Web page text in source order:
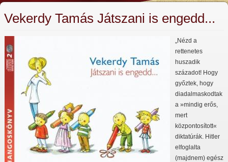
Vekerdy Tamás Játszani is engedd...
„Nézd a
rettenetes
huszadik
századot! Hogy
győztek, hogy
diadalmaskodtak
a »mindig erős,
mert
központosított«
diktatúrák. Hitler
elfoglalta
(majdnem) egész